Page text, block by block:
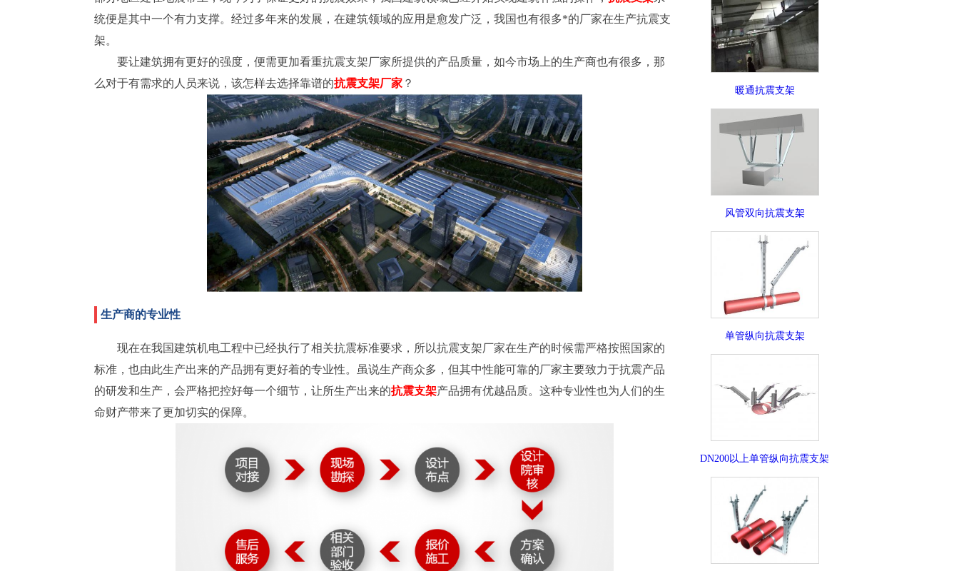
统便是其中一个有力支撑。经过多年来的发展，在建筑领域的应用是愈发广泛，我国也有很多*的厂家在生产抗震支
架。
要让建筑拥有更好的强度，便需更加看重抗震支架厂家所提供的产品质量，如今市场上的生产商也有很多，那
么对于有需求的人员来说，该怎样去选择靠谱的抗震支架厂家 ？
生产商的专业性
现在在我国建筑机电工程中已经执行了相关抗震标准要求，所以抗震支架厂家在生产的时候需严格按照国家的
标准，也由此生产出来的产品拥有更好着的专业性。虽说生产商众多，但其中性能可靠的厂家主要致力于抗震产品
的研发和生产，会严格把控好每一个细节，让所生产出来的抗震支架产品拥有优越品质。这种专业性也为人们的生
命财产带来了更加切实的保障。
暖通抗震支架
风管双向抗震支架
单管纵向抗震支架
DN200以上单管纵向抗震支架